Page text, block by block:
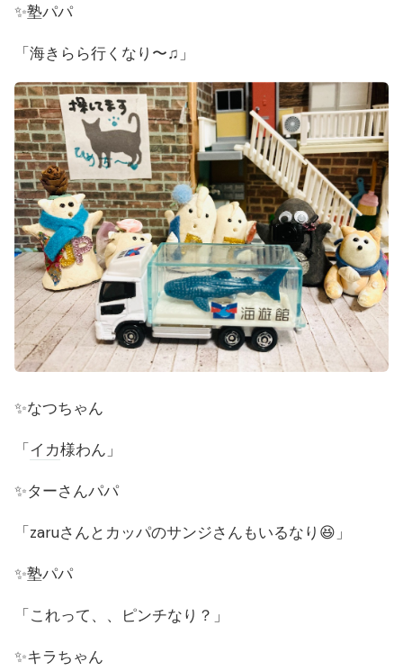
✨塾パパ
「海きらら行くなり〜♫」
✨なつちゃん
「イカ様わん」
✨ターさんパパ
「zaruさんとカッパのサンジさんもいるなり😆」
✨塾パパ
「これって、、ピンチなり？」
✨キラちゃん